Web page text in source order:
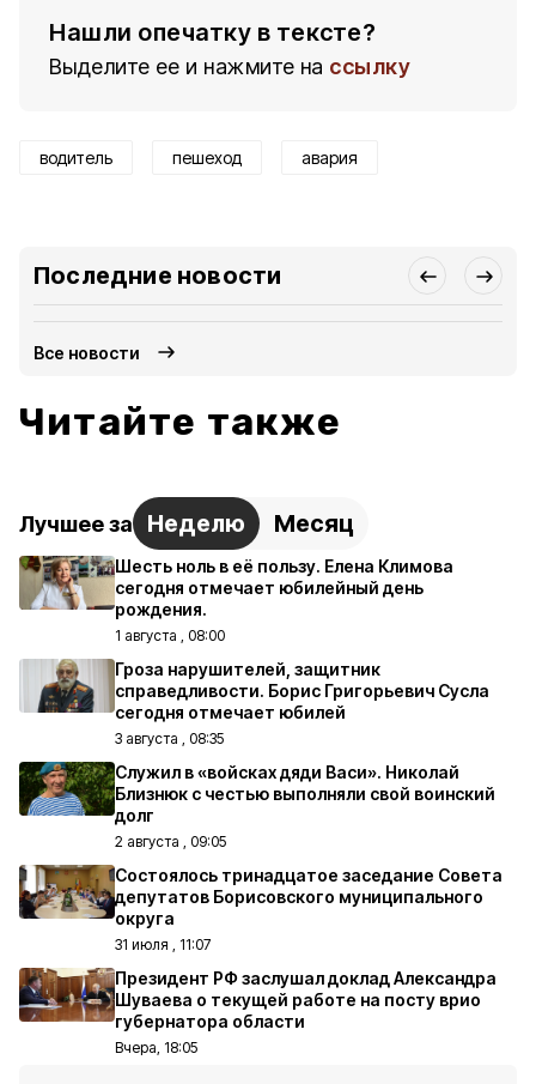
Нашли опечатку в тексте?
Выделите ее и нажмите на ссылку
водитель пешеход авария
Последние новости
Все новости
Читайте также
Лучшее за Неделю Месяц
Шесть ноль в её пользу. Елена Климова
сегодня отмечает юбилейный день
рождения.
1 августа , 08:00
Гроза нарушителей, защитник
справедливости. Борис Григорьевич Сусла
сегодня отмечает юбилей
3 августа , 08:35
Служил в «войсках дяди Васи». Николай
Близнюк с честью выполняли свой воинский
долг
2 августа , 09:05
Состоялось тринадцатое заседание Совета
депутатов Борисовского муниципального
округа
31 июля , 11:07
Президент РФ заслушал доклад Александра
Шуваева о текущей работе на посту врио
губернатора области
Вчера, 18:05